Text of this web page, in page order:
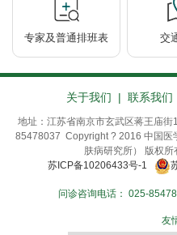
专家及普通排班表 交
关于我们 | 联系我们
地址：江苏省南京市玄武区蒋王庙
85478037 Copyright ? 2016 中国医
肤病研究所） 版权
苏ICP备10206433号-1
问诊咨询电话： 025-
友